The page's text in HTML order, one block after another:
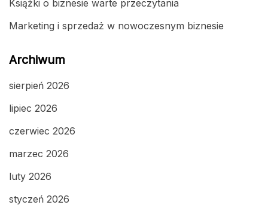
Książki o biznesie warte przeczytania
Marketing i sprzedaż w nowoczesnym biznesie
Archiwum
sierpień 2026
lipiec 2026
czerwiec 2026
marzec 2026
luty 2026
styczeń 2026